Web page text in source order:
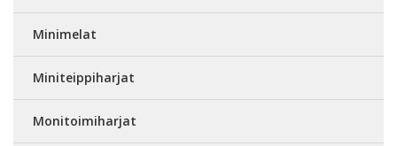
Minimelat
Miniteippiharjat
Monitoimiharjat